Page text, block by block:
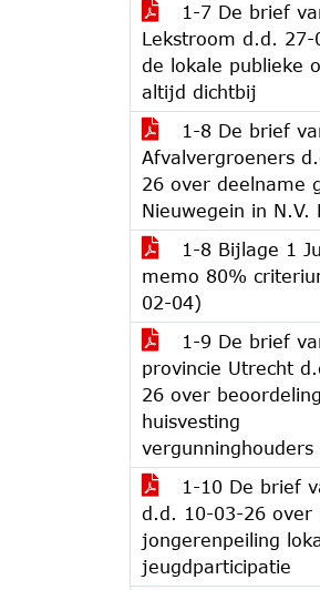
1-7 De brief
Lekstroom d.d.
de lokale publieke
altijd dichtbij
1-8 De brief
Afvalvergroeners
26 over deelname
Nieuwegein in N.V.
1-8 Bijlage 1
memo 80%
02-04)
1-9 De brief
provincie Utrecht
26 over
huisvesting
vergunninghouders
1-10 De brief
d.d. 10-03-26 over
jongerenpeiling
jeugdparticipatie